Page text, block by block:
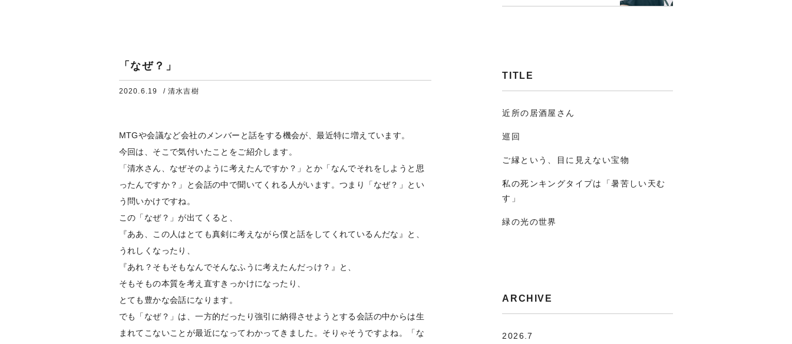
「なぜ？」
2020.6.19 / 清水吉樹
MTGや会議など会社のメンバーと話をする機会が、最近特に増えています。
今回は、そこで気付いたことをご紹介します。
「清水さん、なぜそのように考えたんですか？」とか「なんでそれをしようと思
ったんですか？」と会話の中で聞いてくれる人がいます。つまり「なぜ？」とい
う問いかけですね。
この「なぜ？」が出てくると、
『ああ、この人はとても真剣に考えながら僕と話をしてくれているんだな』と、
うれしくなったり、
『あれ？そもそもなんでそんなふうに考えたんだっけ？』と、
そもそもの本質を考え直すきっかけになったり、
とても豊かな会話になります。
でも「なぜ？」は、一方的だったり強引に納得させようとする会話の中からは生
まれてこないことが最近になってわかってきました。そりゃそうですよね。「な
TITLE
近所の居酒屋さん
巡回
ご縁という、目に見えない宝物
私の死ンキングタイプは「暑苦しい天む
す」
緑の光の世界
ARCHIVE
2026.7